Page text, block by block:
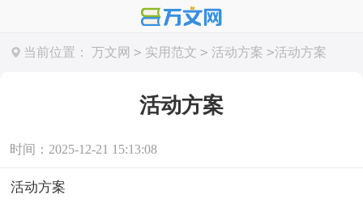
当前位置： 万文网 > 实用范文 > 活动方案 >活动方案
活动方案
时间：2025-12-21 15:13:08
活动方案